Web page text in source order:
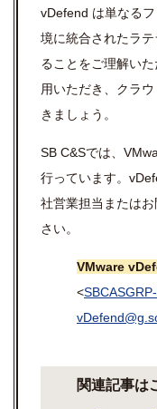
vDefend は単なる
境に統合されたラ
ることをご理解い
用いただき、クラ
きましょう。
SB C&Sでは、
行っています。
社営業担当または
さい。
VMware
<
関連記事は